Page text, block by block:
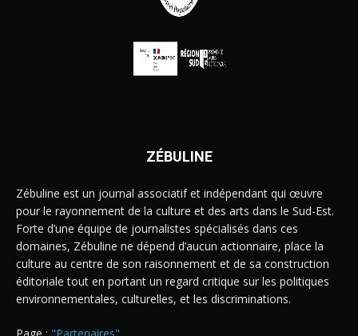
ZÉBULINE
Zébuline est un journal associatif et indépendant qui œuvre
pour le rayonnement de la culture et des arts dans le Sud-Est.
Forte d’une équipe de journalistes spécialisés dans ces
domaines, Zébuline ne dépend d’aucun actionnaire, place la
culture au centre de son raisonnement et de sa construction
éditoriale tout en portant un regard critique sur les politiques
environnementales, culturelles, et les discriminations.